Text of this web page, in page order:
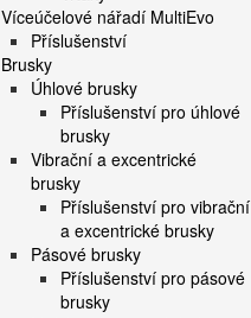
Víceúčelové nářadí MultiEvo
Příslušenství
Brusky
Úhlové brusky
Příslušenství pro úhlové
brusky
Vibrační a excentrické
brusky
Příslušenství pro vibrační
a excentrické brusky
Pásové brusky
Příslušenství pro pásové
brusky